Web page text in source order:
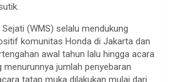
(WMS) selalu mendukung
komunitas Honda di Jakarta dan
awal tahun lalu hingga acara
menurunnya jumlah penyebaran
tatap muka dilakukan mulai dari